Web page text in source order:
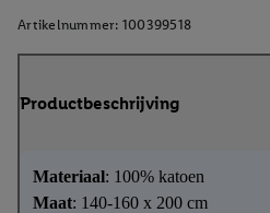
Artikelnummer: 100399518
Productbeschrijving
Materiaal: 100% katoen
Maat: 140-160 x 200 cm